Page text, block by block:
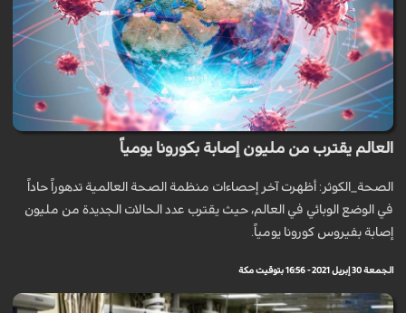
العالم يقترب من مليون إصابة بكورونا يومياً
الصحة_الكوثر: أظهرت آخر إحصاءات منظمة الصحة العالمية تدهوراً حاداً
في الوضع الوبائي في العالم، حيث يقترب عدد الحالات الجديدة من مليون
إصابة بفيروس كورونا يومياً.
الجمعة 30 إبريل 2021 - 16:56 بتوقيت مكة